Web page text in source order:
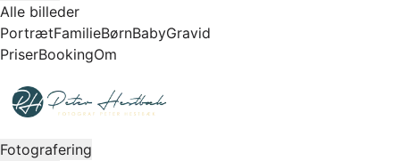
Alle billeder
PortrætFamilieBørnBabyGravid
PriserBookingOm
Fotografering